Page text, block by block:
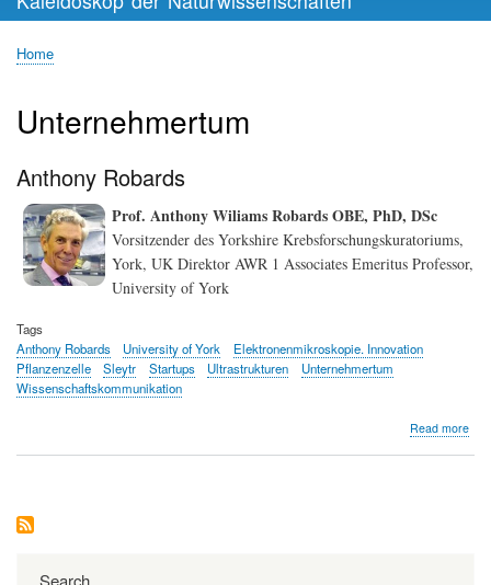
Home
Unternehmertum
Anthony Robards
Prof. Anthony Wiliams Robards OBE, PhD, DSc
Vorsitzender des Yorkshire Krebsforschungskuratoriums,
York, UK Direktor AWR 1 Associates Emeritus Professor,
University of York
Tags
Anthony Robards
University of York
Elektronenmikroskopie. Innovation
Pflanzenzelle
Sleytr Startups Ultrastrukturen
Unternehmertum
Wissenschaftskommunikation
Read more
Search